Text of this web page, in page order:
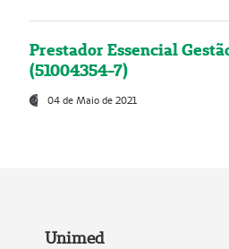
Prestador Essencial
(51004354-7)
04 de Maio de 2021
Unimed